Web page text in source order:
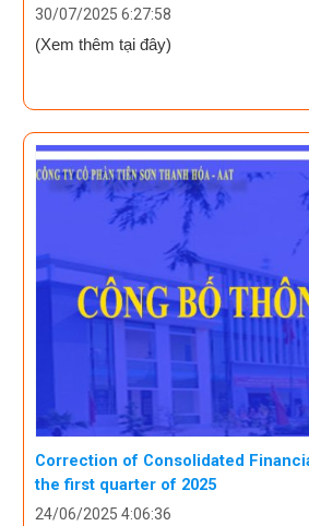
30/07/2025 6:27:58
(Xem thêm tại đây)
Correction of Consolidated
the first quarter of 2025
24/06/2025 4:06:36